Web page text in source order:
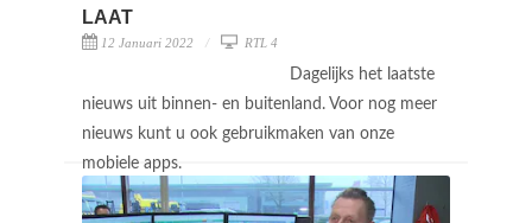
LAAT
12 Januari 2022 RTL 4
Dagelijks het laatste
nieuws uit binnen- en buitenland. Voor nog meer
nieuws kunt u ook gebruikmaken van onze
mobiele apps.